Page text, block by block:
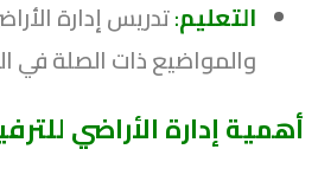
التعليم:تدريس إدارة
والمواضيع ذات الصلة في
أهمية إدارة الأراضي